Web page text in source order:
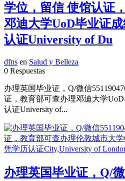
学位，留信 使馆认证
邓迪大学UoD毕业证
认证University of Du
dfns en Salud y Belleza
0 Respuestas
办理英国毕业证，Q/微信
证，教育部可查办理邓迪大学
认证University of...
办理英国毕业证，Q/